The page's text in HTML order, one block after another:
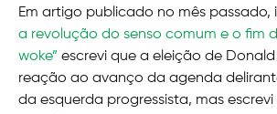
Em artigo publicado no mês passado,
a revolução do senso comum e o fim
woke” escrevi que a eleição de
reação ao avanço da agenda
da esquerda progressista, mas